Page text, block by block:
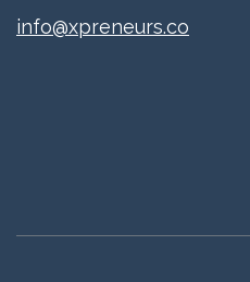
info@xpreneurs.co